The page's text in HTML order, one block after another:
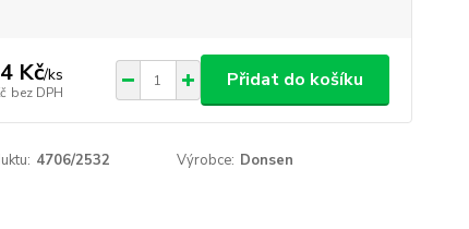
Kč/ks
bez DPH
Přidat do košíku
4706/2532 Výrobce: Donsen